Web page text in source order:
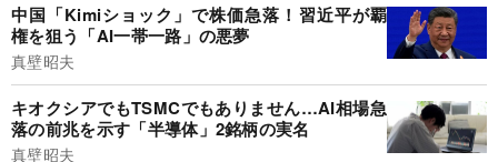
中国「Kimiショック」で株価急落！習近平が覇
権を狙う「AI一帯一路」の悪夢
真壁昭夫
キオクシアでもTSMCでもありません…AI相場急
落の前兆を示す「半導体」2銘柄の実名
真壁昭夫